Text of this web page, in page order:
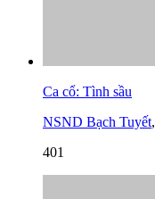
Ca cổ: Tình sầu
NSND Bạch Tuyết,
401